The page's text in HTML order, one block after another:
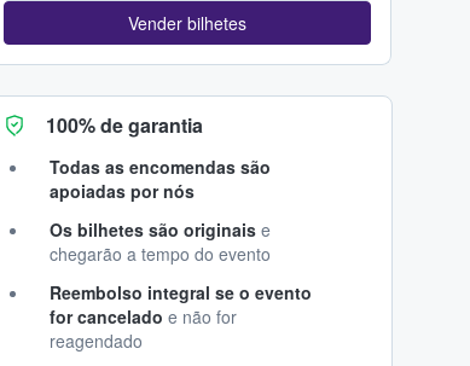
Vender bilhetes
100% de garantia
Todas as encomendas são
apoiadas por nós
Os bilhetes são originais e
chegarão a tempo do evento
Reembolso integral se o evento
for cancelado e não for
reagendado